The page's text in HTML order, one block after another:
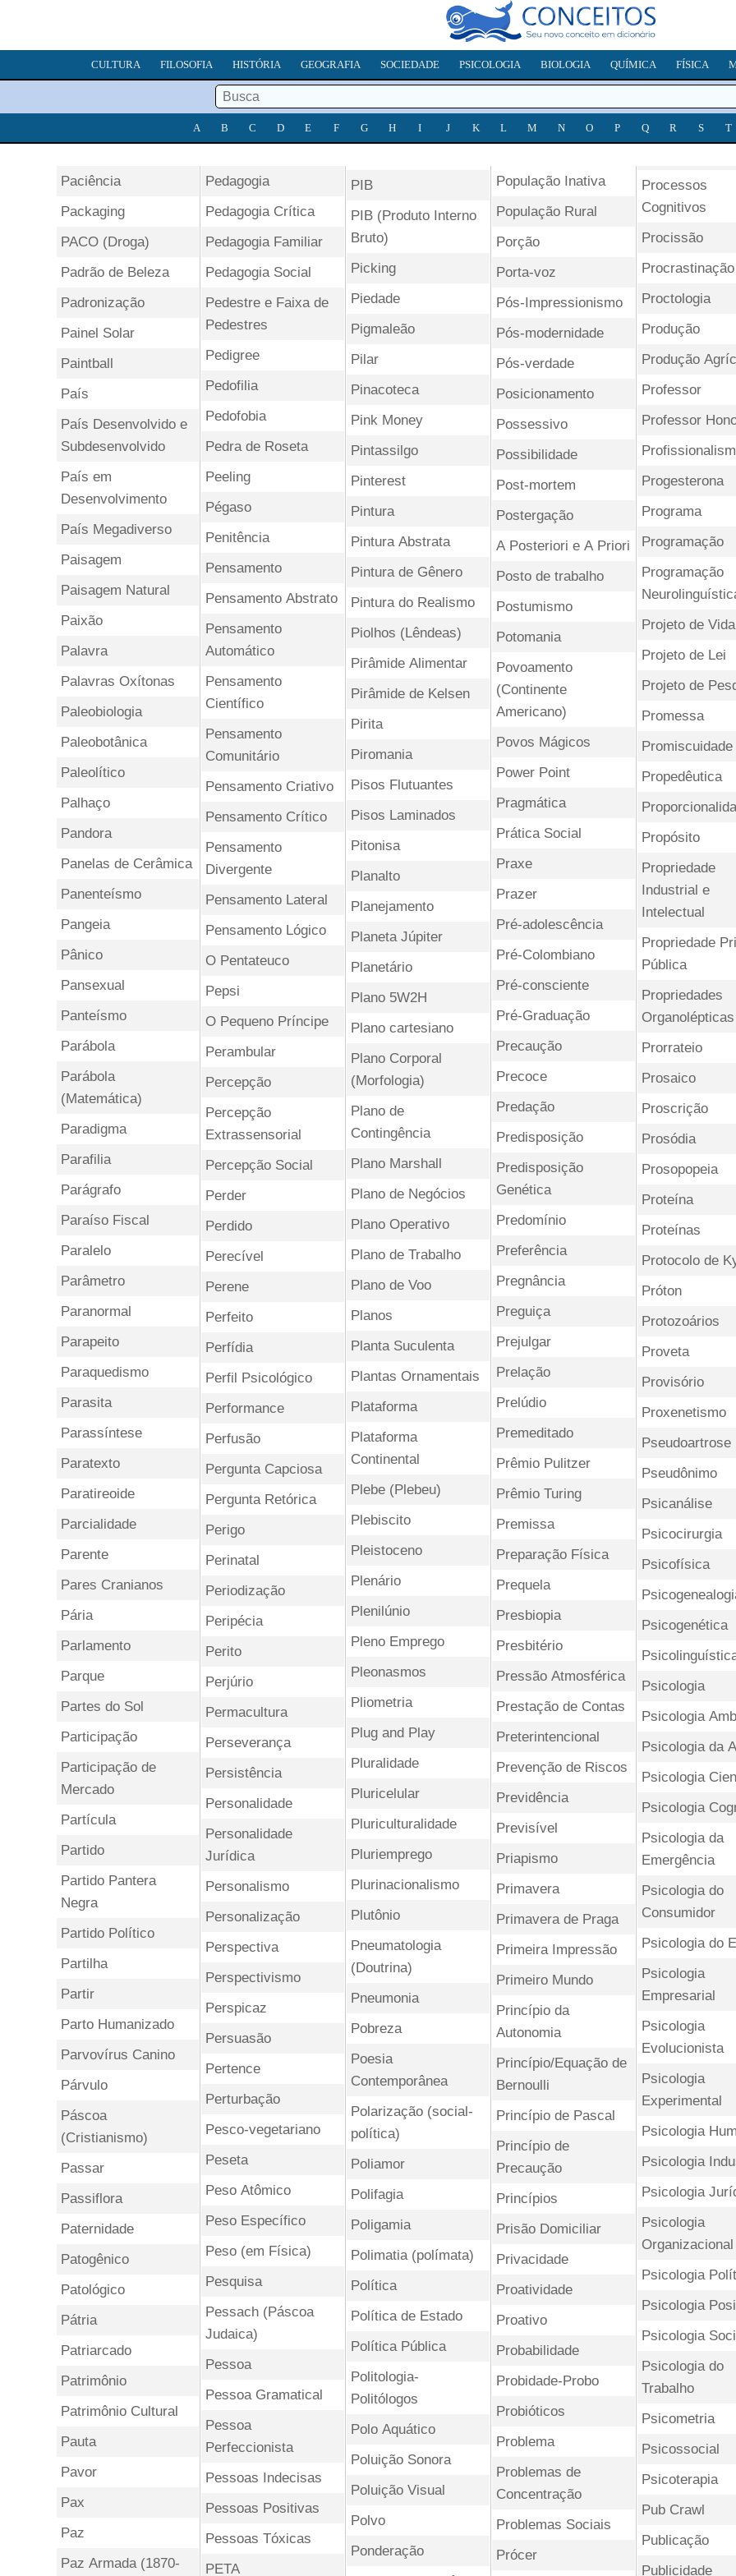
CULTURA FILOSOFIA HISTÓRIA GEOGRAFIA SOCIEDADE PSICOLOGIA BIOLOGIA QUÍMICA FÍSICA
A B C D E F G H I J K L M N O P Q R S T
Paciência
Packaging
PACO (Droga)
Padrão de Beleza
Padronização
Painel Solar
Paintball
País
País Desenvolvido e
Subdesenvolvido
País em
Desenvolvimento
País Megadiverso
Paisagem
Paisagem Natural
Paixão
Palavra
Palavras Oxítonas
Paleobiologia
Paleobotânica
Paleolítico
Palhaço
Pandora
Panelas de Cerâmica
Panenteísmo
Pangeia
Pânico
Pansexual
Panteísmo
Parábola
Parábola
(Matemática)
Paradigma
Parafilia
Parágrafo
Paraíso Fiscal
Paralelo
Parâmetro
Paranormal
Parapeito
Paraquedismo
Parasita
Parassíntese
Paratexto
Paratireoide
Parcialidade
Parente
Pares Cranianos
Pária
Parlamento
Parque
Partes do Sol
Participação
Participação de
Mercado
Partícula
Partido
Partido Pantera
Negra
Partido Político
Partilha
Partir
Parto Humanizado
Parvovírus Canino
Párvulo
Páscoa
(Cristianismo)
Passar
Passiflora
Paternidade
Patogênico
Patológico
Pátria
Patriarcado
Patrimônio
Patrimônio Cultural
Pauta
Pavor
Pax
Paz
Paz Armada (1870-
Pedagogia
Pedagogia Crítica
Pedagogia Familiar
Pedagogia Social
Pedestre e Faixa de
Pedestres
Pedigree
Pedofilia
Pedofobia
Pedra de Roseta
Peeling
Pégaso
Penitência
Pensamento
Pensamento Abstrato
Pensamento
Automático
Pensamento
Científico
Pensamento
Comunitário
Pensamento Criativo
Pensamento Crítico
Pensamento
Divergente
Pensamento Lateral
Pensamento Lógico
O Pentateuco
Pepsi
O Pequeno Príncipe
Perambular
Percepção
Percepção
Extrassensorial
Percepção Social
Perder
Perdido
Perecível
Perene
Perfeito
Perfídia
Perfil Psicológico
Performance
Perfusão
Pergunta Capciosa
Pergunta Retórica
Perigo
Perinatal
Periodização
Peripécia
Perito
Perjúrio
Permacultura
Perseverança
Persistência
Personalidade
Personalidade
Jurídica
Personalismo
Personalização
Perspectiva
Perspectivismo
Perspicaz
Persuasão
Pertence
Perturbação
Pesco-vegetariano
Peseta
Peso Atômico
Peso Específico
Peso (em Física)
Pesquisa
Pessach (Páscoa
Judaica)
Pessoa
Pessoa Gramatical
Pessoa
Perfeccionista
Pessoas Indecisas
Pessoas Positivas
Pessoas Tóxicas
PETA
PIB
PIB (Produto Interno
Bruto)
Picking
Piedade
Pigmaleão
Pilar
Pinacoteca
Pink Money
Pintassilgo
Pinterest
Pintura
Pintura Abstrata
Pintura de Gênero
Pintura do Realismo
Piolhos (Lêndeas)
Pirâmide Alimentar
Pirâmide de Kelsen
Pirita
Piromania
Pisos Flutuantes
Pisos Laminados
Pitonisa
Planalto
Planejamento
Planeta Júpiter
Planetário
Plano 5W2H
Plano cartesiano
Plano Corporal
(Morfologia)
Plano de
Contingência
Plano Marshall
Plano de Negócios
Plano Operativo
Plano de Trabalho
Plano de Voo
Planos
Planta Suculenta
Plantas Ornamentais
Plataforma
Plataforma
Continental
Plebe (Plebeu)
Plebiscito
Pleistoceno
Plenário
Plenilúnio
Pleno Emprego
Pleonasmos
Pliometria
Plug and Play
Pluralidade
Pluricelular
Pluriculturalidade
Pluriemprego
Plurinacionalismo
Plutônio
Pneumatologia
(Doutrina)
Pneumonia
Pobreza
Poesia
Contemporânea
Polarização (social-
política)
Poliamor
Polifagia
Poligamia
Polimatia (polímata)
Política
Política de Estado
Política Pública
Politologia-
Politólogos
Polo Aquático
Poluição Sonora
Poluição Visual
Polvo
Ponderação
População Inativa
População Rural
Porção
Porta-voz
Pós-Impressionismo
Pós-modernidade
Pós-verdade
Posicionamento
Possessivo
Possibilidade
Post-mortem
Postergação
A Posteriori e A Priori
Posto de trabalho
Postumismo
Potomania
Povoamento
(Continente
Americano)
Povos Mágicos
Power Point
Pragmática
Prática Social
Praxe
Prazer
Pré-adolescência
Pré-Colombiano
Pré-consciente
Pré-Graduação
Precaução
Precoce
Predação
Predisposição
Predisposição
Genética
Predomínio
Preferência
Pregnância
Preguiça
Prejulgar
Prelação
Prelúdio
Premeditado
Prêmio Pulitzer
Prêmio Turing
Premissa
Preparação Física
Prequela
Presbiopia
Presbitério
Pressão Atmosférica
Prestação de Contas
Preterintencional
Prevenção de Riscos
Previdência
Previsível
Priapismo
Primavera
Primavera de Praga
Primeira Impressão
Primeiro Mundo
Princípio da
Autonomia
Princípio/Equação de
Bernoulli
Princípio de Pascal
Princípio de
Precaução
Princípios
Prisão Domiciliar
Privacidade
Proatividade
Proativo
Probabilidade
Probidade-Probo
Probióticos
Problema
Problemas de
Concentração
Problemas Sociais
Prócer
Processos
Cognitivos
Procissão
Procrastinação
Proctologia
Produção
Produção
Professor
Professor
Progesterona
Programa
Programação
Programação
Projeto de Vida
Projeto de Lei
Projeto de
Promessa
Promiscuidade
Propedêutica
Propósito
Propriedade
Industrial e
Intelectual
Propriedade
Pública
Propriedades
Organolépticas
Prorrateio
Prosaico
Proscrição
Prosódia
Prosopopeia
Proteína
Proteínas
Protocolo de
Próton
Protozoários
Proveta
Provisório
Proxenetismo
Pseudoartrose
Pseudônimo
Psicanálise
Psicocirurgia
Psicofísica
Psicogenética
Psicologia
Psicologia
Psicologia da
Psicologia
Psicologia
Psicologia da
Emergência
Psicologia do
Consumidor
Psicologia do
Psicologia
Empresarial
Psicologia
Evolucionista
Psicologia
Experimental
Psicologia
Psicologia
Psicologia
Psicologia
Organizacional
Psicologia
Psicologia
Psicologia
Psicologia do
Trabalho
Psicometria
Psicossocial
Psicoterapia
Pub Crawl
Publicação
Publicidade